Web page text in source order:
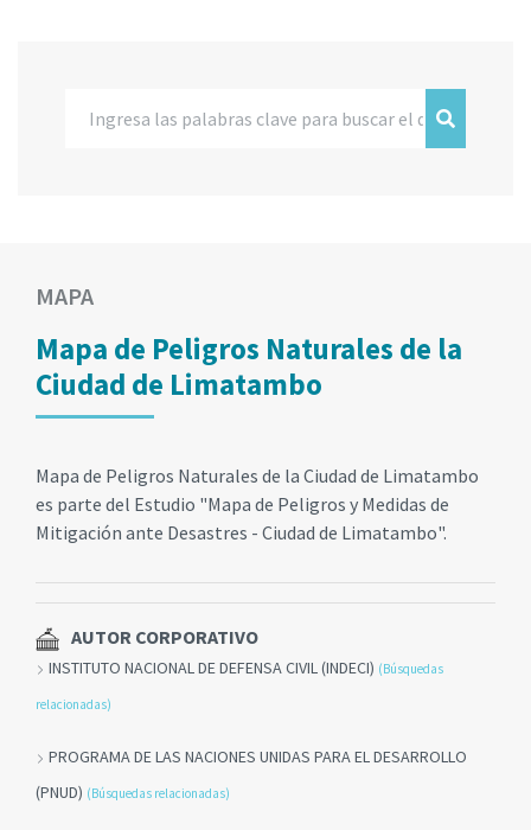
MAPA
Mapa de Peligros Naturales de la
Ciudad de Limatambo
Mapa de Peligros Naturales de la Ciudad de Limatambo
es parte del Estudio "Mapa de Peligros y Medidas de
Mitigación ante Desastres - Ciudad de Limatambo".
AUTOR CORPORATIVO
INSTITUTO NACIONAL DE DEFENSA CIVIL (INDECI) (Búsquedas
relacionadas)
PROGRAMA DE LAS NACIONES UNIDAS PARA EL DESARROLLO
(PNUD) (Búsquedas relacionadas)